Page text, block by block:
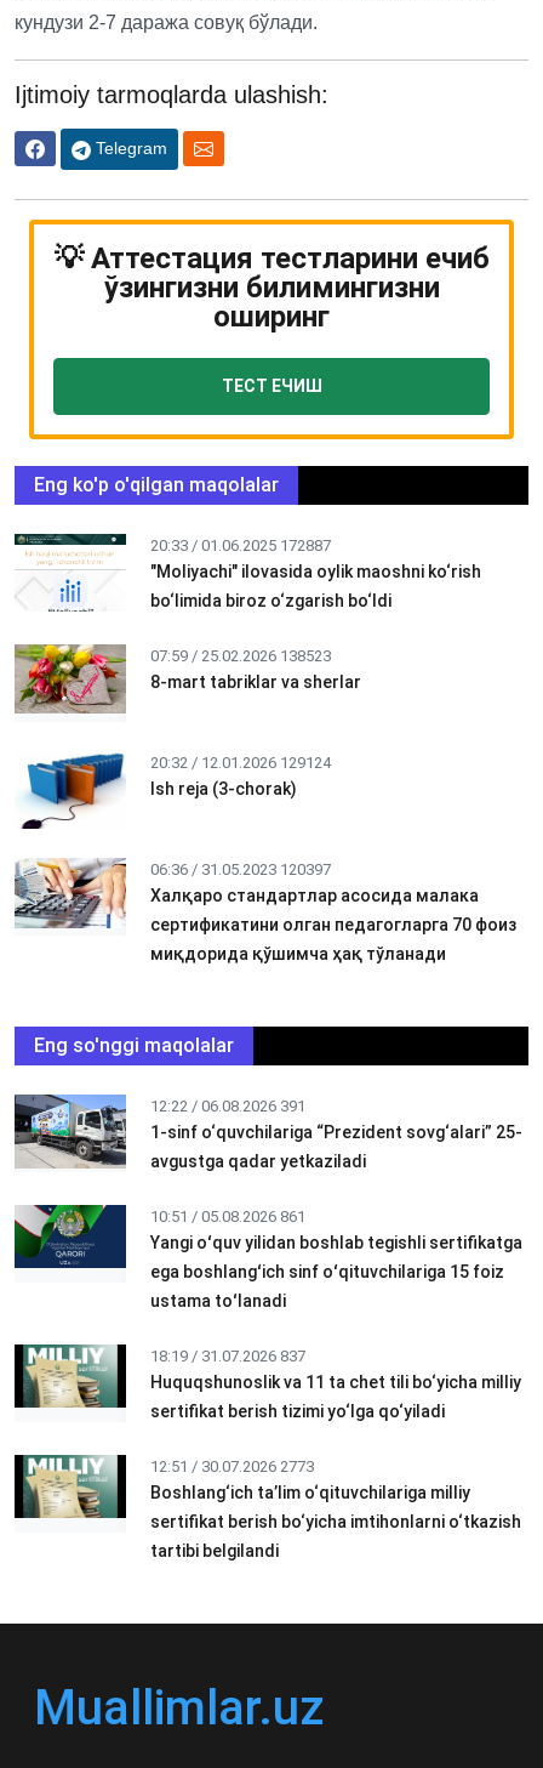
кундузи 2-7 даража совуқ бўлади.
Ijtimoiy tarmoqlarda ulashish:
Telegram
💡 Аттестация тестларини ечиб
ўзингизни билимингизни
оширинг
ТЕСТ ЕЧИШ
Eng ko'p o'qilgan maqolalar
20:33 / 01.06.2025 172887
"Moliyachi" ilovasida oylik maoshni ko‘rish
bo‘limida biroz o‘zgarish bo‘ldi
07:59 / 25.02.2026 138523
8-mart tabriklar va sherlar
20:32 / 12.01.2026 129124
Ish reja (3-chorak)
06:36 / 31.05.2023 120397
Халқаро стандартлар асосида малака
сертификатини олган педагогларга 70 фоиз
миқдорида қўшимча ҳақ тўланади
Eng so'nggi maqolalar
12:22 / 06.08.2026 391
1-sinf o‘quvchilariga “Prezident sovg‘alari” 25-
avgustga qadar yetkaziladi
10:51 / 05.08.2026 861
Yangi oʻquv yilidan boshlab tegishli sertifikatga
ega boshlangʻich sinf oʻqituvchilariga 15 foiz
ustama toʻlanadi
18:19 / 31.07.2026 837
Huquqshunoslik va 11 ta chet tili bo‘yicha milliy
sertifikat berish tizimi yo‘lga qo‘yiladi
12:51 / 30.07.2026 2773
Boshlang‘ich ta’lim o‘qituvchilariga milliy
sertifikat berish bo‘yicha imtihonlarni o‘tkazish
tartibi belgilandi
Muallimlar.uz